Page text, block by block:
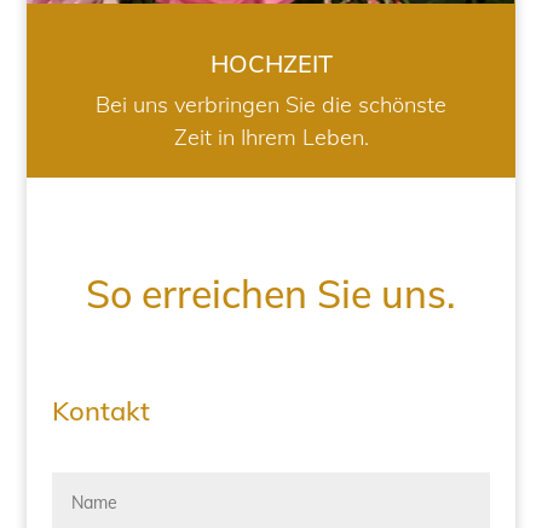
HOCHZEIT
Bei uns verbringen Sie die schönste
Zeit in Ihrem Leben.
So erreichen Sie uns.
Kontakt